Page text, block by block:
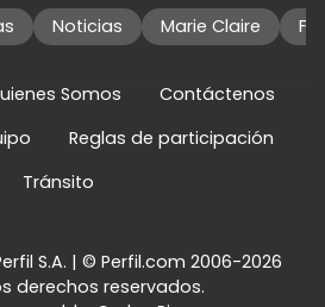
Noticias Marie Claire
Somos
Contáctenos
Reglas de participación
Tránsito
S.A. | © Perfil.com 2006-2026
derechos reservados.